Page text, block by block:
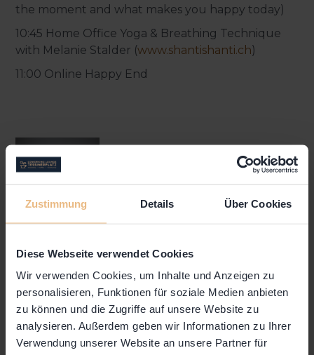
Zustimmung Details Über Cookies
Diese Webseite verwendet Cookies
Wir verwenden Cookies, um Inhalte und Anzeigen zu
personalisieren, Funktionen für soziale Medien anbieten
zu können und die Zugriffe auf unsere Website zu
analysieren. Außerdem geben wir Informationen zu Ihrer
Verwendung unserer Website an unsere Partner für
the moment and what makes you happy today)
10:45 Home Office Yoga & Breathing Technique
with Melanie Stalder (www.shantishanti.ch)
11:00 Online Happy End
powered by Community Member & Coach
Melanie Stalder
ShantiShanti Corporate Yoga